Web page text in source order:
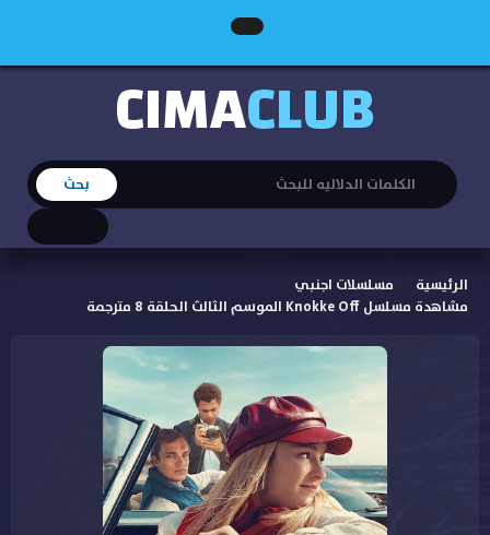
CIMACLUB
الرئيسية
مسلسلات اجنبي
مشاهدة مسلسل Knokke Off الموسم الثالث الحلقة 8 مترجمة